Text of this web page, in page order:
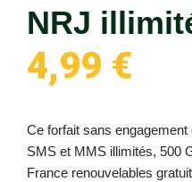
NRJ
4,99 €
Ce forfait sans
SMS et MMS illimités, 500
France renouvelables